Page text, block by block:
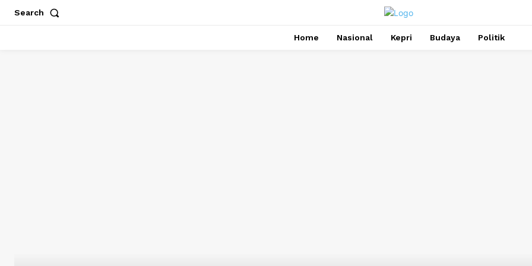
Search
Home Nasional Kepri Budaya Politik